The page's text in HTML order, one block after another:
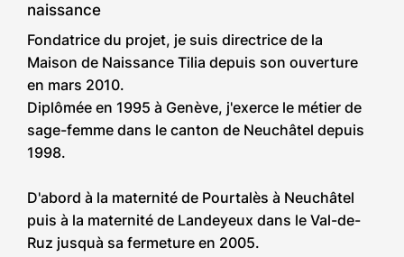
naissance
Fondatrice du projet, je suis directrice de la
Maison de Naissance Tilia depuis son ouverture
en mars 2010.
Diplômée en 1995 à Genève, j'exerce le métier de
sage-femme dans le canton de Neuchâtel depuis
1998.
D'abord à la maternité de Pourtalès à Neuchâtel
puis à la maternité de Landeyeux dans le Val-de-
Ruz jusquà sa fermeture en 2005.